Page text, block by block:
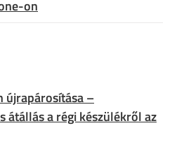
on
újrapárosítása –
átállás a régi készülékről az